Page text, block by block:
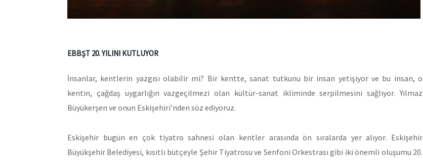
EBBŞT 20. YILINI KUTLUYOR
İnsanlar, kentlerin yazgısı olabilir mi? Bir kentte, sanat tutkunu bir insan yetişiyor ve bu insan, o
kentin, çağdaş uygarlığın vazgeçilmezi olan kültür-sanat ikliminde serpilmesini sağlıyor. Yılmaz
Büyükerşen ve onun Eskişehiri’nden söz ediyoruz.
Eskişehir bugün en çok tiyatro sahnesi olan kentler arasında ön sıralarda yer alıyor. Eskişehir
Büyükşehir Belediyesi, kısıtlı bütçeyle Şehir Tiyatrosu ve Senfoni Orkestrası gibi iki önemli oluşumu 20.